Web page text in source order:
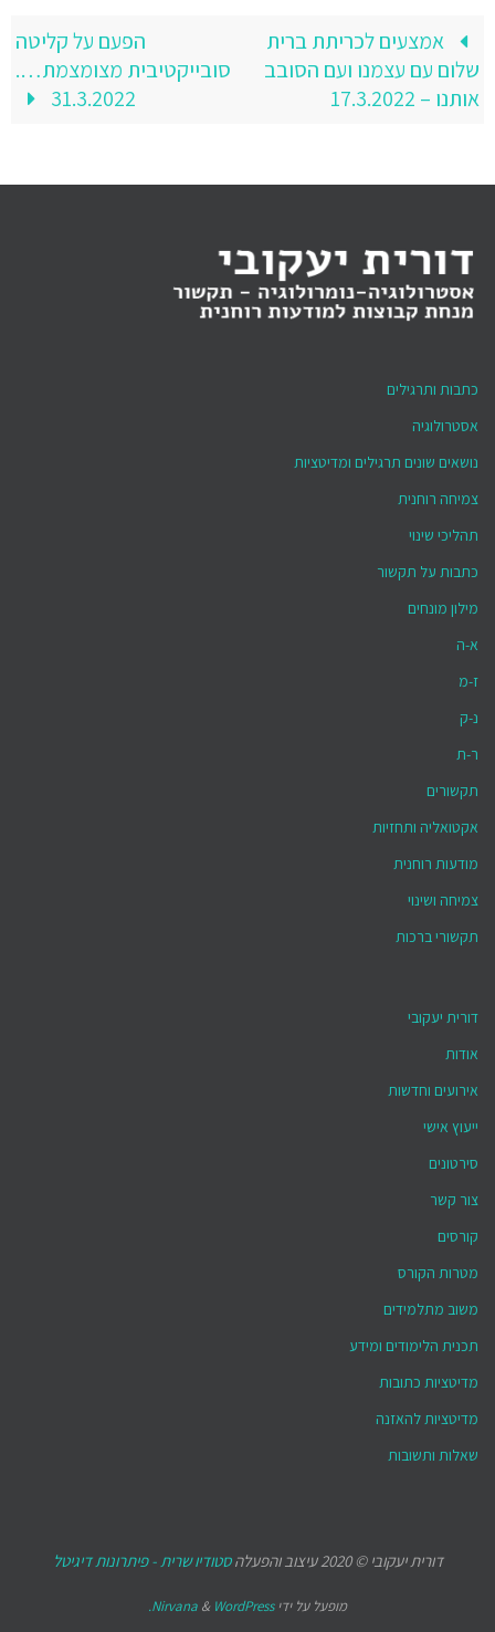
אמצעים לכריתת ברית
שלום עם עצמנו ועם הסובב
אותנו – 17.3.2022
הפעם על קליטה
סובייקטיבית מצומצמת….
31.3.2022
כתבות ותרגילים
אסטרולוגיה
נושאים שונים תרגילים ומדיטציות
צמיחה רוחנית
תהליכי שינוי
כתבות על תקשור
מילון מונחים
א-ה
ז-מ
נ-ק
ר-ת
תקשורים
אקטואליה ותחזיות
מודעות רוחנית
צמיחה ושינוי
תקשורי ברכות
דורית יעקובי
אודות
אירועים וחדשות
ייעוץ אישי
סירטונים
צור קשר
קורסים
מטרות הקורס
משוב מתלמידים
תכנית הלימודים ומידע
מדיטציות כתובות
מדיטציות להאזנה
שאלות ותשובות
דורית יעקובי © 2020 עיצוב והפעלה סטודיו שרית - פיתרונות דיגיטל
מופעל על ידי Nirvana & WordPress.